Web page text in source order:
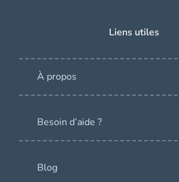
Liens utiles
À propos
Besoin d’aide ?
Blog